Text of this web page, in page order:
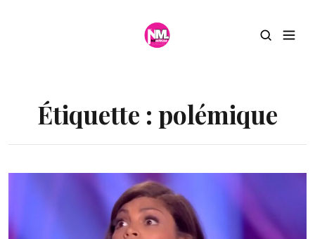
Étiquette : polémique